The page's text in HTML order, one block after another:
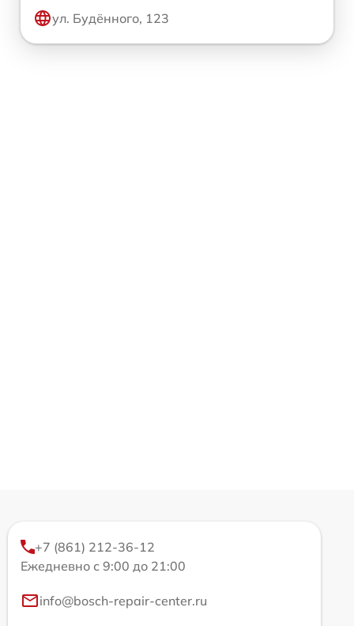
ул. Будённого, 123
+7 (861) 212-36-12
Ежедневно с 9:00 до 21:00
info@bosch-repair-center.ru